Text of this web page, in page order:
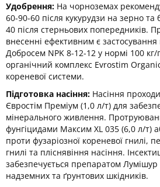
Удобрення: На чорноземах
60-90-60 після кукурудзи на зерно та
40 після стерньових попередників.
внесенні ефективним є
Добросем NPK 8-12-12 у нормі 100 кг/
органічний комплекс Evrostim
кореневої системи.
Підготовка насіння: Насіння
Євростім Преміум (1,0 л/т) для
мінерального живлення.
фунгіцидами Максим XL 035 (6,0 л/т)
проти фузаріозної кореневої гнилі,
гнилі та пліснявіння насіння.
забезпечується препаратом Лумішур
надземних та ґрунтових шкідників.